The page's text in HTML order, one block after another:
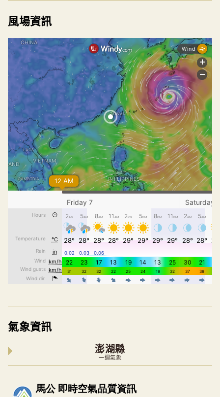
風場資訊
氣象資訊
澎湖縣
一週氣象
內嵌空氣品質小工具為視覺預覽，完整即時空